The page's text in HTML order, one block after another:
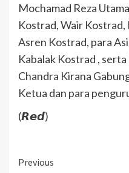
Mochamad Reza
Kostrad, Wair Kostrad,
Asren Kostrad, para
Kabalak Kostrad ,
Chandra Kirana
Ketua dan para
(𝙍𝙚𝙙)
Previous